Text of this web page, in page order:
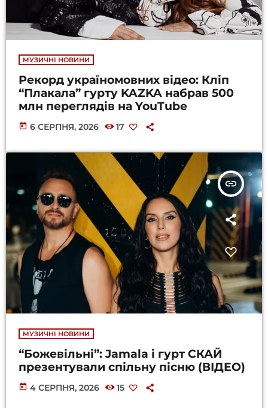
МУЗИЧНІ НОВИНИ
Рекорд україномовних відео: Кліп
“Плакала” гурту KAZKA набрав 500
млн переглядів на YouTube
today 6 СЕРПНЯ, 2026 17
insert_link
МУЗИЧНІ НОВИНИ
“Божевільні”: Jamala і гурт СКАЙ
презентували спільну пісню (ВІДЕО)
today 4 СЕРПНЯ, 2026 15